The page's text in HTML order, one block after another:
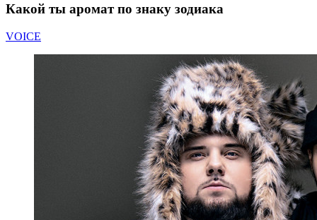
Какой ты аромат по знаку зодиака
VOICE